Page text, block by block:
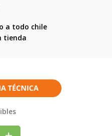
a todo chile
tienda